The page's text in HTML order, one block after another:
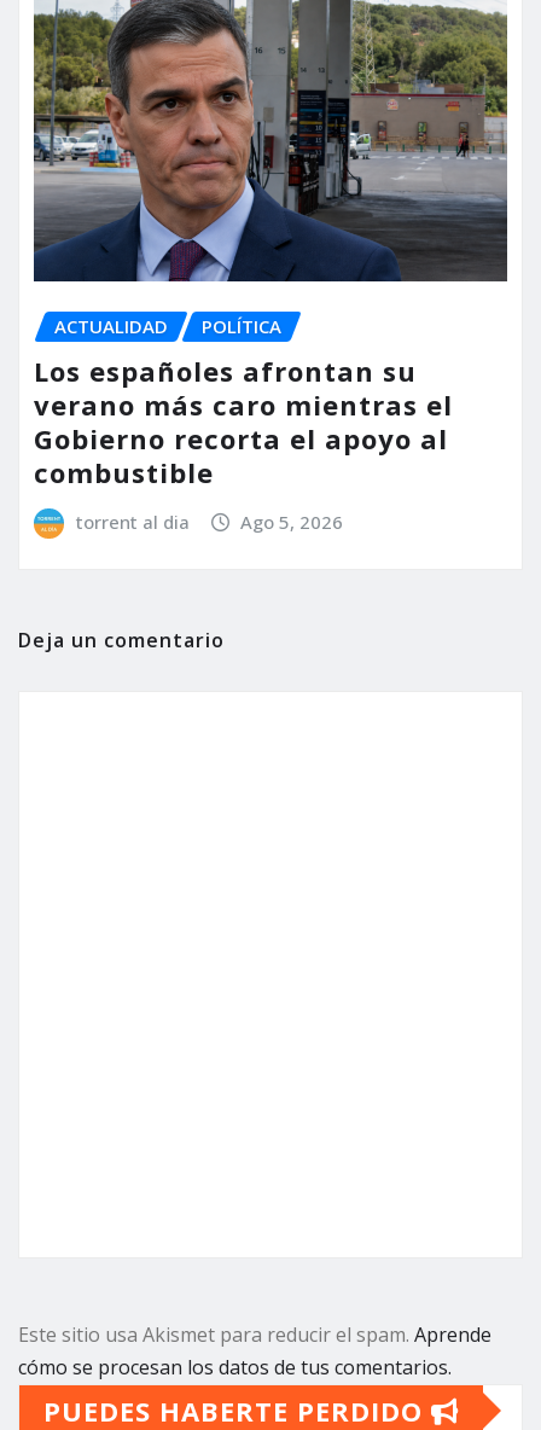
ACTUALIDAD POLÍTICA
Los españoles afrontan su
verano más caro mientras el
Gobierno recorta el apoyo al
combustible
torrent al dia Ago 5, 2026
Deja un comentario
Este sitio usa Akismet para reducir el spam. Aprende
cómo se procesan los datos de tus comentarios.
PUEDES HABERTE PERDIDO